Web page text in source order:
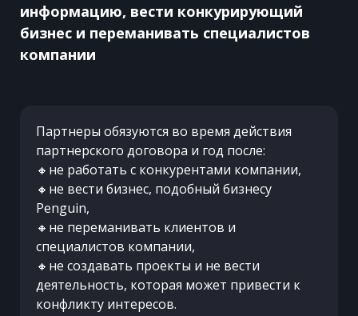
информацию, вести конкурирующий
бизнес и переманивать специалистов
компании
Партнеры обязуются во время действия
партнерского договора и год после:
🔸не работать с конкурентами компании,
🔸не вести бизнес, подобный бизнесу
Penguin,
🔸не переманивать клиентов и
специалистов компании,
🔸не создавать проекты и не вести
деятельность, которая может привести к
конфликту интересов.